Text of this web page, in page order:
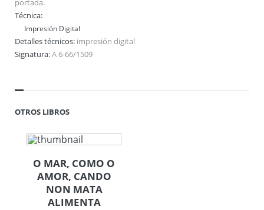
portada.
Técnica:
Impresión Digital
Detalles técnicos: impresión digital
Signatura:A 6-66/1509
OTROS LIBROS
O MAR, COMO O
AMOR, CANDO
NON MATA
ALIMENTA